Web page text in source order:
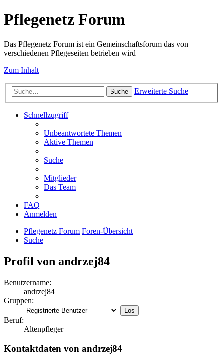
Pflegenetz Forum
Das Pflegenetz Forum ist ein Gemeinschaftsforum das von
verschiedenen Pflegeseiten betrieben wird
Zum Inhalt
Suche Erweiterte Suche
Schnellzugriff
Unbeantwortete Themen
Aktive Themen
Suche
Mitglieder
Das Team
FAQ
Anmelden
Pflegenetz Forum Foren-Übersicht
Suche
Profil von andrzej84
Benutzername:
andrzej84
Gruppen:
Beruf:
Altenpfleger
Kontaktdaten von andrzej84